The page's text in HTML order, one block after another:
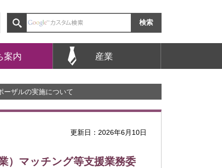
案内 産業
ザルの実施について
更新日：2026年6月10日
）マッチング等支援業務委